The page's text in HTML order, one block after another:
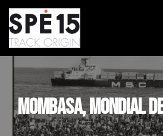
Aller
au
MOMBASA, MONDIAL